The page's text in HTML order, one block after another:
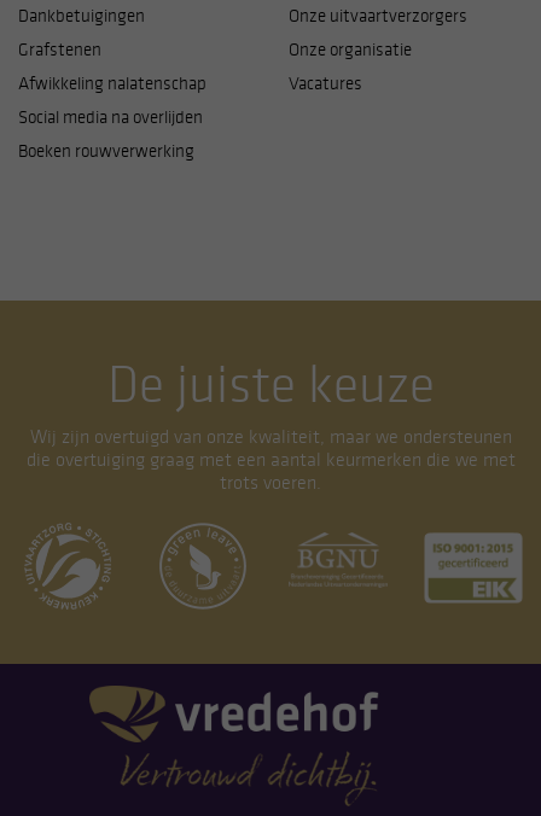
Dankbetuigingen
Grafstenen
Afwikkeling nalatenschap
Social media na overlijden
Boeken rouwverwerking
Onze uitvaartverzorgers
Onze organisatie
Vacatures
De juiste keuze
Wij zijn overtuigd van onze kwaliteit, maar we ondersteunen
die overtuiging graag met een aantal keurmerken die we met
trots voeren.